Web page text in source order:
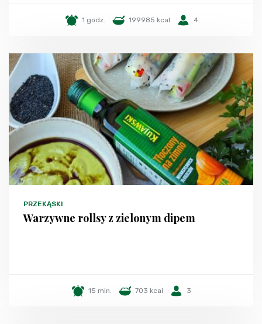
1 godz. 199985 kcal 4
PRZEKĄSKI
Warzywne rollsy z zielonym dipem
15 min. 703 kcal 3